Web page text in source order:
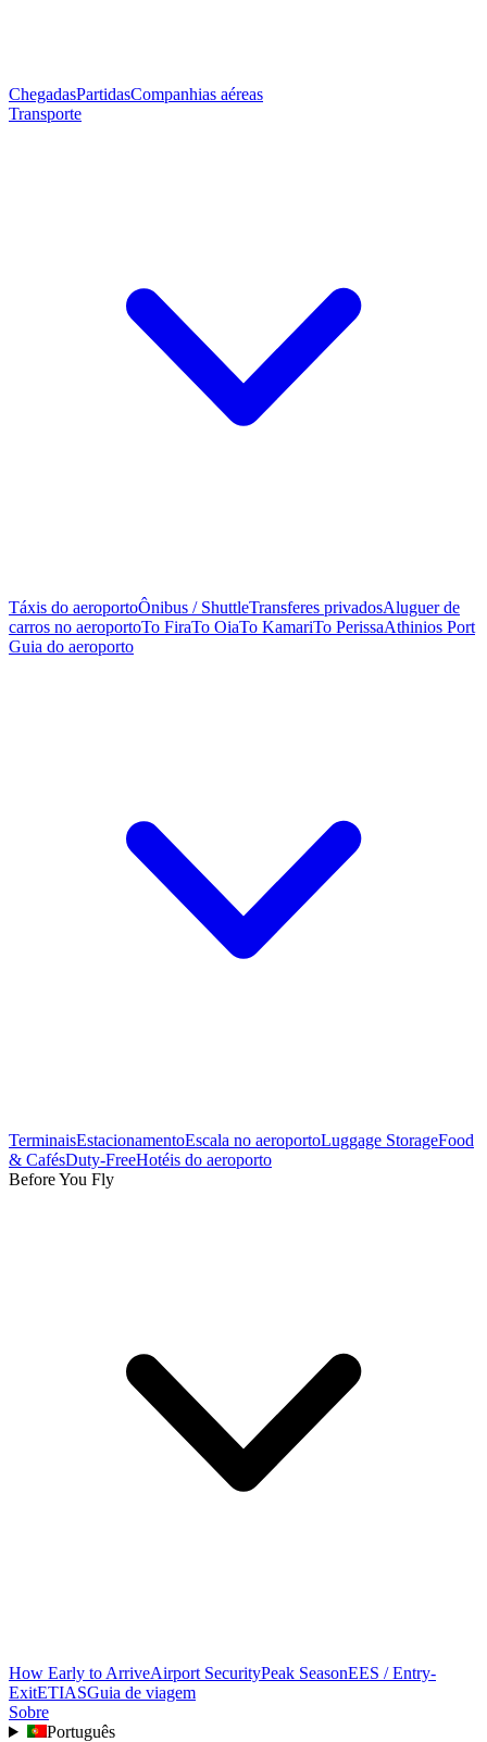
ChegadasPartidasCompanhias aéreas
Transporte
Táxis do aeroportoÔnibus / ShuttleTransferes privadosAluguer de
carros no aeroportoTo FiraTo OiaTo KamariTo PerissaAthinios Port
Guia do aeroporto
TerminaisEstacionamentoEscala no aeroportoLuggage StorageFood
& CafésDuty-FreeHotéis do aeroporto
Before You Fly
How Early to ArriveAirport SecurityPeak SeasonEES / Entry-
ExitETIASGuia de viagem
Sobre
Português